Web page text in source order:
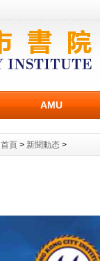
AMU
首頁 > 新聞動态 >